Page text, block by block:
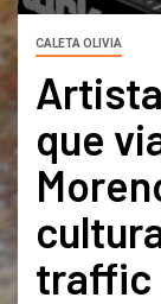
CALETA OLIVIA
que
traffic